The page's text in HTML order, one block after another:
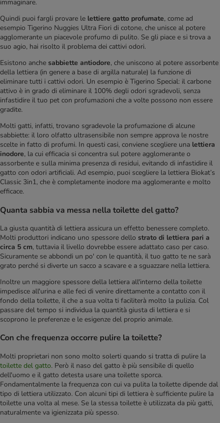
immaginare.
Quindi puoi fargli provare le lettiere gatto profumate, come ad
esempio Tigerino Nuggies Ultra Fiori di cotone, che unisce al potere
agglomerante un piacevole profumo di pulito. Se gli piace e si trova a
suo agio, hai risolto il problema dei cattivi odori.
Esistono anche sabbiette antiodore, che uniscono al potere assorbente
della lettiera (in genere a base di argilla naturale) la funzione di
eliminare tutti i cattivi odori. Un esempio è Tigerino Special: il carbone
attivo è in grado di eliminare il 100% degli odori sgradevoli, senza
infastidire il tuo pet con profumazioni che a volte possono non essere
gradite.
Molti gatti, infatti, trovano sgradevole la profumazione di alcune
sabbiette: il loro olfatto ultrasensibile non sempre approva le nostre
scelte in fatto di profumi. In questi casi, conviene scegliere una lettiera
inodore, la cui efficacia si concentra sul potere agglomerante o
assorbente e sulla minima presenza di residui, evitando di infastidire il
gatto con odori artificiali. Ad esempio, puoi scegliere la lettiera Biokat’s
Classic 3in1, che è completamente inodore ma agglomerante e molto
efficace.
Quanta sabbia va messa nella toilette del gatto?
La giusta quantità di lettiera assicura un effetto benessere completo.
Molti produttori indicano uno spessore dello strato di lettiera pari a
circa 5 cm, tuttavia il livello dovrebbe essere adattato caso per caso.
Sicuramente se abbondi un po' con le quantità, il tuo gatto te ne sarà
grato perché si diverte un sacco a scavare e a sguazzare nella lettiera.
Inoltre un maggiore spessore della lettiera all'interno della toilette
impedisce all'urina e alle feci di venire direttamente a contatto con il
fondo della toilette, il che a sua volta ti faciliterà molto la pulizia. Col
passare del tempo si individua la quantità giusta di lettiera e si
scoprono le preferenze e le esigenze del proprio animale.
Con che frequenza occorre pulire la toilette?
Molti proprietari non sono molto solerti quando si tratta di pulire la
toilette del gatto. Però il naso del gatto è più sensibile di quello
dell'uomo e il gatto detesta usare una toilette sporca.
Fondamentalmente la frequenza con cui va pulita la toilette dipende dal
tipo di lettiera utilizzato. Con alcuni tipi di lettiera è sufficiente pulire la
toilette una volta al mese. Se la stessa toilette è utilizzata da più gatti,
naturalmente va igienizzata più spesso.